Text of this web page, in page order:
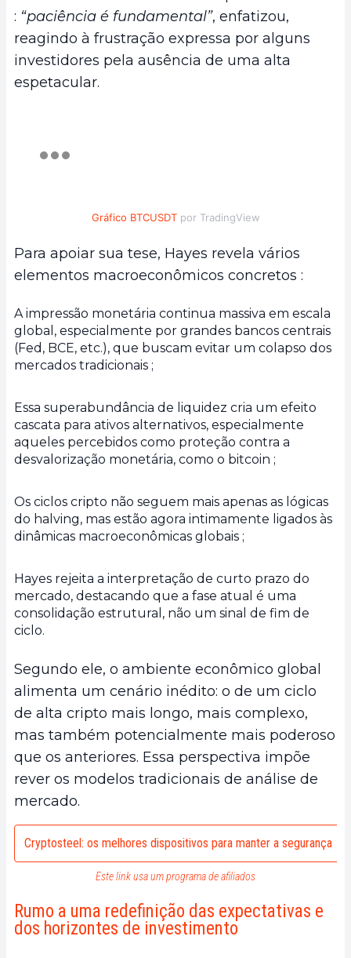
: “paciência é fundamental”, enfatizou,
reagindo à frustração expressa por alguns
investidores pela ausência de uma alta
espetacular.
Gráfico BTCUSDTpor TradingView
Para apoiar sua tese, Hayes revela vários
elementos macroeconômicos concretos :
A impressão monetária continua massiva em escala
global, especialmente por grandes bancos centrais
(Fed, BCE, etc.), que buscam evitar um colapso dos
mercados tradicionais ;
Essa superabundância de liquidez cria um efeito
cascata para ativos alternativos, especialmente
aqueles percebidos como proteção contra a
desvalorização monetária, como o bitcoin ;
Os ciclos cripto não seguem mais apenas as lógicas
do halving, mas estão agora intimamente ligados às
dinâmicas macroeconômicas globais ;
Hayes rejeita a interpretação de curto prazo do
mercado, destacando que a fase atual é uma
consolidação estrutural, não um sinal de fim de
ciclo.
Segundo ele, o ambiente econômico global
alimenta um cenário inédito: o de um ciclo
de alta cripto mais longo, mais complexo,
mas também potencialmente mais poderoso
que os anteriores. Essa perspectiva impõe
rever os modelos tradicionais de análise de
mercado.
Cryptosteel: os melhores dispositivos para manter a segurança
Este link usa um programa de afiliados
Rumo a uma redefinição das expectativas e
dos horizontes de investimento